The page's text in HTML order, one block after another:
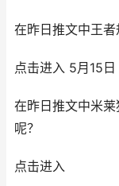
在昨日推文中王者
点击进入 5月15日
在昨日推文中米
呢？
点击进入